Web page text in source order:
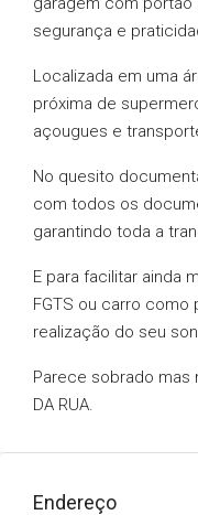
segurança e
Localizada em uma
próxima de
açougues e
No quesito
com todos os
garantindo toda a
E para facilitar ainda
FGTS ou carro como
realização do seu
Parece sobrado mas
DA RUA.
Endereço